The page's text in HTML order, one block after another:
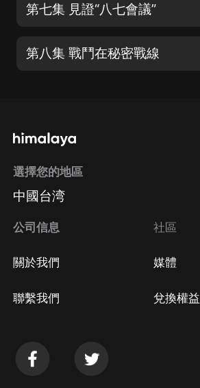
第七集 見證“八七會議”
第八集 戰鬥在秘密戰線
選擇您的地區
中國台湾
公司信息
關於我們
聯繫我們
社區
媒體
兌換權益